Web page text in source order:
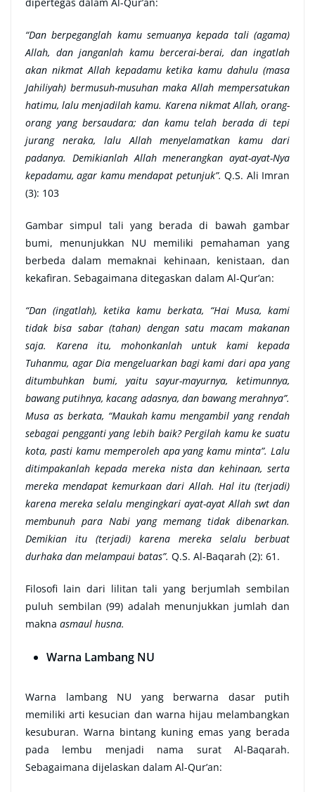
“Dan berpeganglah kamu semuanya kepada tali (agama)
Allah, dan janganlah kamu bercerai-berai, dan ingatlah
akan nikmat Allah kepadamu ketika kamu dahulu (masa
Jahiliyah) bermusuh-musuhan maka Allah mempersatukan
hatimu, lalu menjadilah kamu. Karena nikmat Allah, orang-
orang yang bersaudara; dan kamu telah berada di tepi
jurang neraka, lalu Allah menyelamatkan kamu dari
padanya. Demikianlah Allah menerangkan ayat-ayat-Nya
kepadamu, agar kamu mendapat petunjuk”.Q.S. Ali Imran
(3): 103
Gambar simpul tali yang berada di bawah gambar
bumi, menunjukkan NU memiliki pemahaman yang
berbeda dalam memaknai kehinaan, kenistaan, dan
kekafiran. Sebagaimana ditegaskan dalam Al-Qur’an:
“Dan (ingatlah), ketika kamu berkata, “Hai Musa, kami
tidak bisa sabar (tahan) dengan satu macam makanan
saja. Karena itu, mohonkanlah untuk kami kepada
Tuhanmu, agar Dia mengeluarkan bagi kami dari apa yang
ditumbuhkan bumi, yaitu sayur-mayurnya, ketimunnya,
bawang putihnya, kacang adasnya, dan bawang merahnya”.
Musa as berkata, “Maukah kamu mengambil yang rendah
sebagai pengganti yang lebih baik? Pergilah kamu ke suatu
kota, pasti kamu memperoleh apa yang kamu minta”. Lalu
ditimpakanlah kepada mereka nista dan kehinaan, serta
mereka mendapat kemurkaan dari Allah. Hal itu (terjadi)
karena mereka selalu mengingkari ayat-ayat Allah swt dan
membunuh para Nabi yang memang tidak dibenarkan.
Demikian itu (terjadi) karena mereka selalu berbuat
durhaka dan melampaui batas”. Q.S. Al-Baqarah (2): 61.
Filosofi lain dari lilitan tali yang berjumlah sembilan
puluh sembilan (99) adalah menunjukkan jumlah dan
makna asmaul husna.
Warna Lambang NU
Warna lambang NU yang berwarna dasar putih
memiliki arti kesucian dan warna hijau melambangkan
kesuburan. Warna bintang kuning emas yang berada
pada lembu menjadi nama surat Al-Baqarah.
Sebagaimana dijelaskan dalam Al-Qur’an: